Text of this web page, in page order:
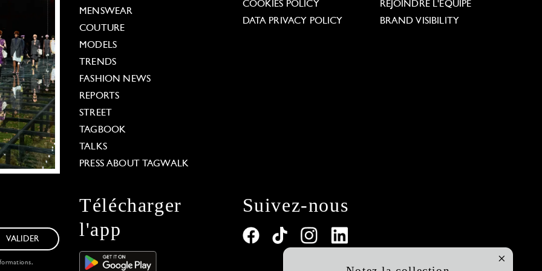
MENSWEAR
COUTURE
MODELS
TRENDS
FASHION NEWS
REPORTS
STREET
TAGBOOK
TALKS
PRESS ABOUT TAGWALK
COOKIES POLICY
DATA PRIVACY POLICY
REJOINDRE L'ÉQUIPE
BRAND VISIBILITY
VALIDER
Télécharger
l'app
Suivez-nous